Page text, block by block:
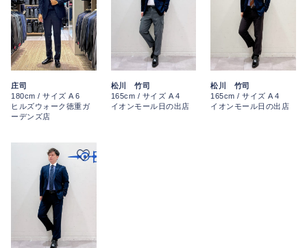
庄司
180cm / サイズ A 6
ヒルズウォーク徳重ガ
ーデンズ店
松川 竹司
165cm / サイズ A 4
イオンモール日の出店
松川 竹司
165cm / サイズ A 4
イオンモール日の出店